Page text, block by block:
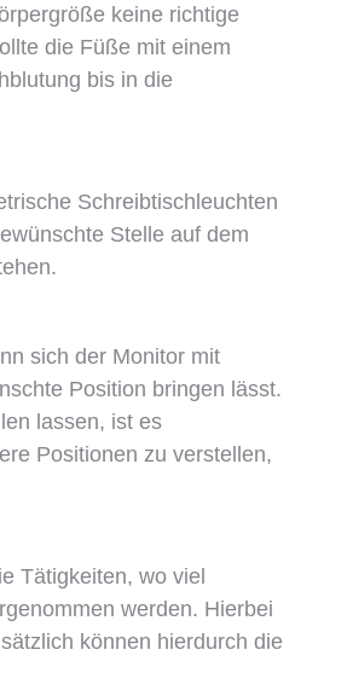
keine richtige
die Füße mit einem
bis in die
Schreibtischleuchten
Stelle auf dem
sich der Monitor mit
Position bringen lässt.
lassen, ist es
Positionen zu verstellen,
Tätigkeiten, wo viel
werden. Hierbei
können hierdurch die